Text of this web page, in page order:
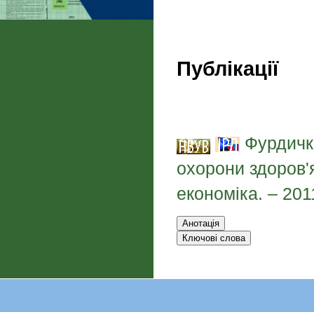
Публікації
охорони
економіка. –